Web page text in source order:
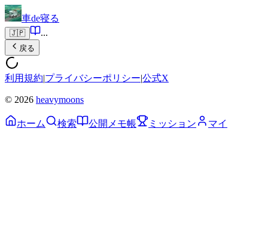
車de寝る
🇯🇵 ...
戻る
利用規約|プライバシーポリシー|公式X
© 2026 heavymoons
ホーム 検索 公開メモ帳 ミッション マイ